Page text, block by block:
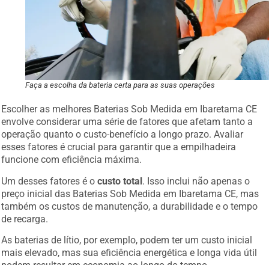
Faça a escolha da bateria certa para as suas operações
Escolher as melhores Baterias Sob Medida em Ibaretama CE
envolve considerar uma série de fatores que afetam tanto a
operação quanto o custo-benefício a longo prazo. Avaliar
esses fatores é crucial para garantir que a empilhadeira
funcione com eficiência máxima.
Um desses fatores é o
custo total . Isso inclui não apenas o
preço inicial das Baterias Sob Medida em Ibaretama CE, mas
também os custos de manutenção, a durabilidade e o tempo
de recarga.
As baterias de lítio, por exemplo, podem ter um custo inicial
mais elevado, mas sua eficiência energética e longa vida útil
podem resultar em economia ao longo do tempo.